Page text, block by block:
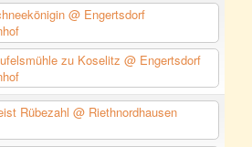
@ Engertsdorf
zu Koselitz @ Engertsdorf
Rübezahl @ Riethnordhausen